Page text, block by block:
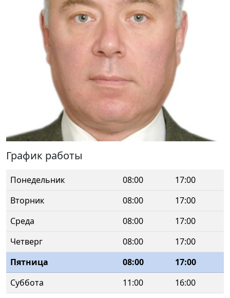
График работы
Понедельник 08:00
17:00
Вторник
08:00
17:00
Среда
08:00
17:00
Четверг
08:00
17:00
Пятница
08:00
17:00
Суббота
11:00 16:00